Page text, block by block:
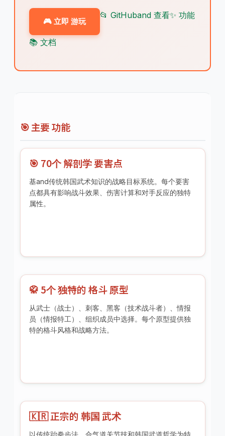
🎮 立即 游玩
📂 GitHuband 查看✨ 功能
📚 文档
🎯 主要 功能
🎯 70个 解剖学 要害点
基and传统韩国武术知识的战略目标系统。每个要害
点都具有影响战斗效果、伤害计算和对手反应的独特
属性。
🥋 5个 独特的 格斗 原型
从武士（战士）、刺客、黑客（技术战斗者）、情报
员（情报特工）、组织成员中选择。每个原型提供独
特的格斗风格和战略方法。
🇰🇷 正宗的 韩国 武术